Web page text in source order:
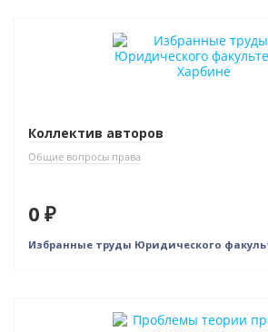
Нет в наличии
Коллектив авторов
Общие вопросы права
0 ₽
Избранные труды Юридического